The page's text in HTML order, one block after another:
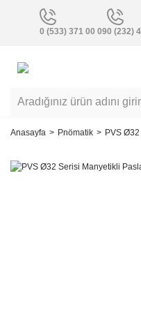
0 (533) 371 00 090 (232)
Anasayfa Pnömatik PVS